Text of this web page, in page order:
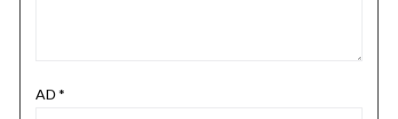
AD*